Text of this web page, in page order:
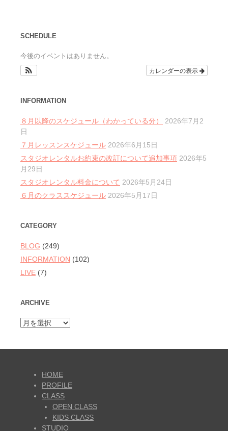
SCHEDULE
今後のイベントはありません。
カレンダーの表示
INFORMATION
８月以降のスケジュール（わかっている分）
2026年7月2
日
７月レッスンスケジュール 2026年6月15日
スタジオレンタルお約束の改訂について追加事項 2026年5
月29日
スタジオレンタル料金について 2026年5月24日
６月のクラススケジュール 2026年5月17日
CATEGORY
BLOG (249)
INFORMATION (102)
LIVE (7)
ARCHIVE
ARCHIVE
HOME
PROFILE
CLASS
OPEN CLASS
KIDS CLASS
STUDIO